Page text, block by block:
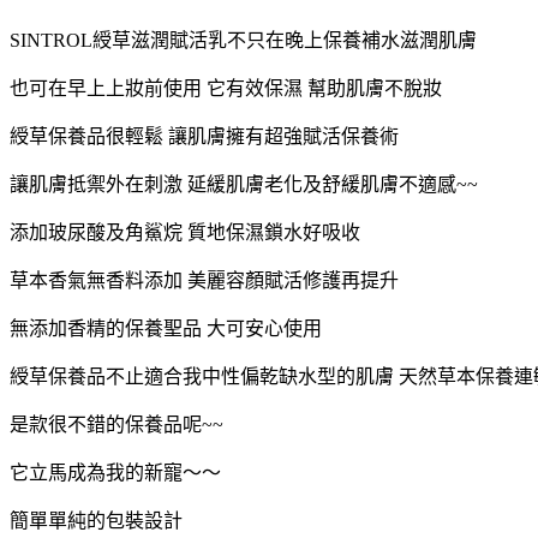
SINTROL綬草滋潤賦活乳不只在晚上保養補水滋潤肌膚
也可在早上上妝前使用 它有效保濕 幫助肌膚不脫妝
綬草保養品很輕鬆 讓肌膚擁有超強賦活保養術
讓肌膚抵禦外在刺激 延緩肌膚老化及舒緩肌膚不適感~~
添加玻尿酸及角鯊烷 質地保濕鎖水好吸收
草本香氣無香料添加 美麗容顏賦活修護再提升
無添加香精的保養聖品 大可安心使用
綬草保養品不止適合我中性偏乾缺水型的肌膚 天然草本保養
是款很不錯的保養品呢~~
它立馬成為我的新寵～～
簡單單純的包裝設計